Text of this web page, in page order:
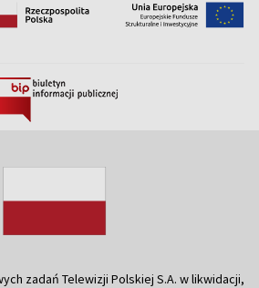
zadań Telewizji Polskiej S.A. w likwidacji,